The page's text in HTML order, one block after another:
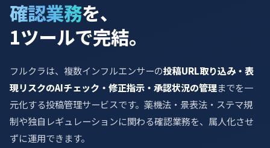
確認業務を、
1ツールで完結。
フルクラは、複数インフルエンサーの投稿URL取り込み・表
現リスクのAIチェック・修正指示・承認状況の管理までを一
元化する投稿管理サービスです。薬機法・景表法・ステマ規
制や独自レギュレーションに関わる確認業務を、属人化させ
ずに運用できます。